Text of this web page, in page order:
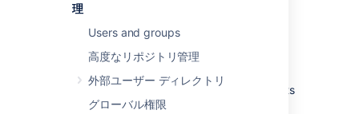
理
Users and groups
高度なリポジトリ管理
外部ユーザー ディレクトリ
グローバル権限
動的に却下
Bitbucket Data Center and Server
automatically decline pull requests that are
inactive,reducing the number of pull requests
in the list that can add up.